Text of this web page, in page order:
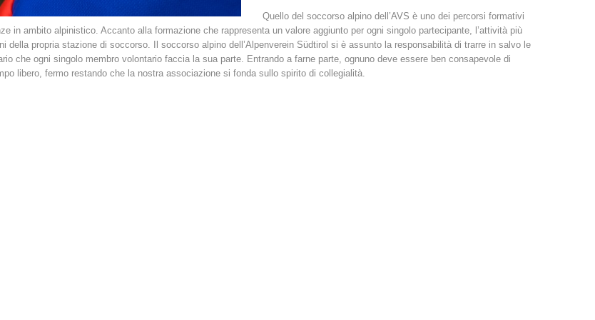
Quello del soccorso alpino dell’AVS è uno dei percorsi formativi
in ambito alpinistico. Accanto alla formazione che rappresenta un valore aggiunto per ogni singolo partecipante, l’attività più
propria stazione di soccorso. Il soccorso alpino dell’Alpenverein Südtirol si è assunto la responsabilità di trarre in salvo le
che ogni singolo membro volontario faccia la sua parte. Entrando a farne parte, ognuno deve essere ben consapevole di
libero, fermo restando che la nostra associazione si fonda sullo spirito di collegialità.